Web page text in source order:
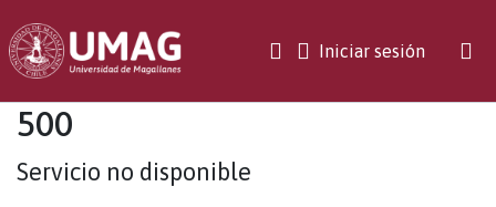
Iniciar sesión(current)
500
Servicio no disponible